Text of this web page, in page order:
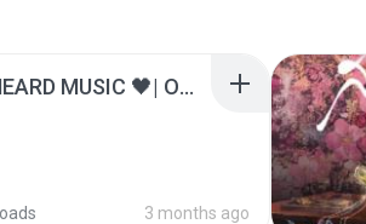
ไม่มีใครรู้ตัวเรา– UNHEARD MUSIC 🖤| Official Lyric Video | เพลงสู้ชีวิต
3 months ago